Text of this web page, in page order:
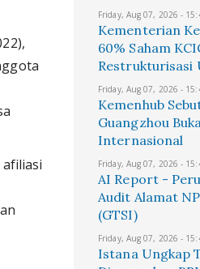
Friday, Aug 07, 2026 -
Kementerian
60% Saham
Restrukturisasi
Friday, Aug 07, 2026 -
Kemenhub
Guangzhou
Internasional
Friday, Aug 07, 2026 -
AI Report -
Audit Alamat
(GTSI)
Friday, Aug 07, 2026 -
Istana Ungkap